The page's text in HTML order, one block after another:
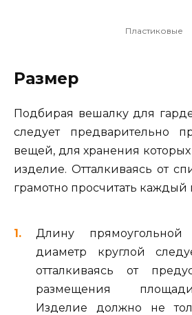
Пластиковые
Размер
Подбирая вешалку для
следует предварительно
вещей, для хранения которых
изделие. Отталкиваясь от
грамотно просчитать каждый
Длину
диаметр круглой
отталкиваясь от
размещения
Изделие должно не